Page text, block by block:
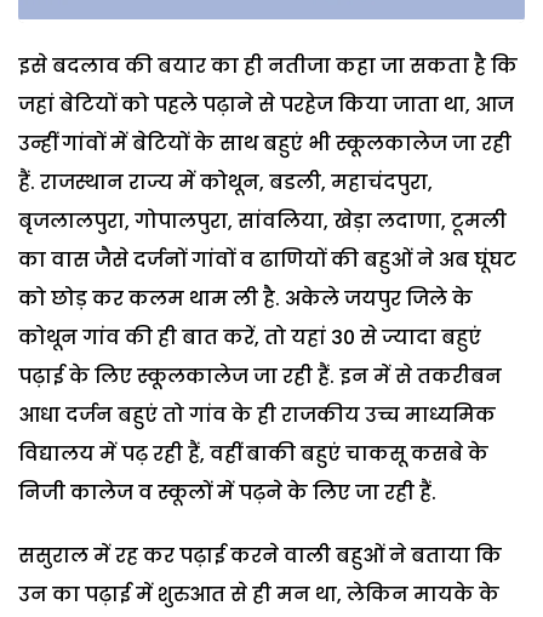
इसे बदलाव की बयार का ही नतीजा कहा जा सकता है कि
जहां बेटियों को पहले पढ़ाने से परहेज किया जाता था, आज
उन्हीं गांवों में बेटियों के साथ बहुएं भी स्कूलकालेज जा रही
हैं. राजस्थान राज्य में कोथून, बडली, महाचंदपुरा,
बृजलालपुरा, गोपालपुरा, सांवलिया, खेड़ा लदाणा, टूमली
का वास जैसे दर्जनों गांवों व ढाणियों की बहुओं ने अब घूंघट
को छोड़ कर कलम थाम ली है. अकेले जयपुर जिले के
कोथून गांव की ही बात करें, तो यहां 30 से ज्यादा बहुएं
पढ़ाई के लिए स्कूलकालेज जा रही हैं. इन में से तकरीबन
आधा दर्जन बहुएं तो गांव के ही राजकीय उच्च माध्यमिक
विद्यालय में पढ़ रही हैं, वहीं बाकी बहुएं चाकसू कसबे के
निजी कालेज व स्कूलों में पढ़ने के लिए जा रही हैं.
ससुराल में रह कर पढ़ाई करने वाली बहुओं ने बताया कि
उन का पढ़ाई में शुरुआत से ही मन था, लेकिन मायके के